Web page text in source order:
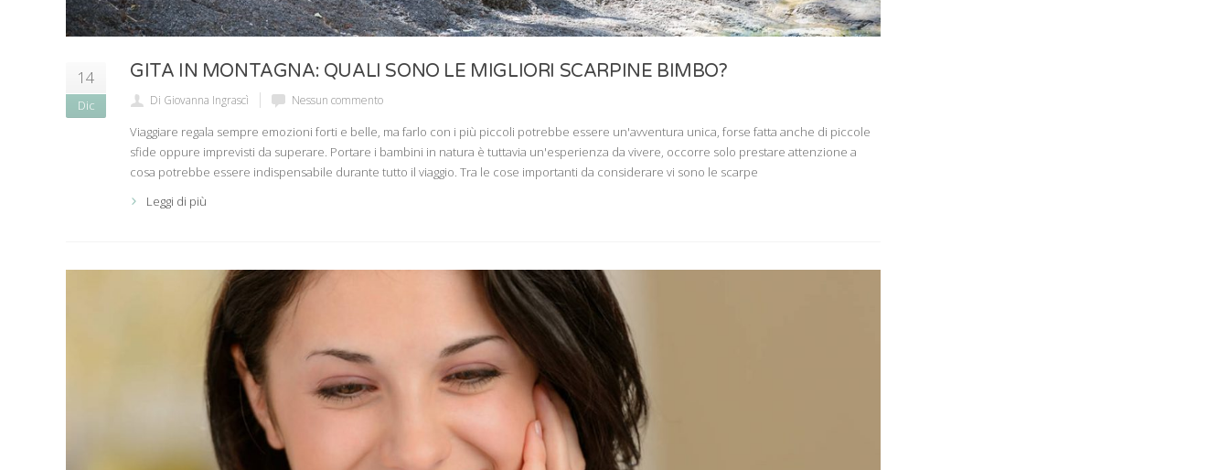
14
Dic
GITA IN MONTAGNA: QUALI SONO LE MIGLIORI SCARPINE BIMBO?
Di Giovanna Ingrascì Nessun commento
Viaggiare regala sempre emozioni forti e belle, ma farlo con i più piccoli potrebbe essere un'avventura unica, forse fatta anche di piccole
sfide oppure imprevisti da superare. Portare i bambini in natura è tuttavia un'esperienza da vivere, occorre solo prestare attenzione a
cosa potrebbe essere indispensabile durante tutto il viaggio. Tra le cose importanti da considerare vi sono le scarpe
Leggi di più